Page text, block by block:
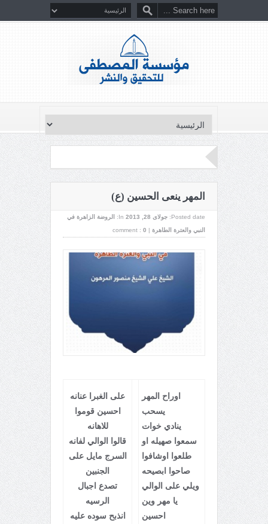
المهر ينعى الحسين (ع)
Posted date: جولای 28, 2013 In:
الروضة الزاهرة في
النبي والعترة الطاهرة |
comment : 0
اوراح المهر
يسحب
ينادي خوات
سمعوا صهيله او
طلعوا اوشافوا
صاحوا ابصيحه
ويلي على الوالي
يا مهر وين
احسين
على الغبرا عنانه
احسين قوموا
للاهانه
قالوا الوالي لفانه
السرج مايل على
الجنبين
تصدع اجبال
الرسيه
انذبح سوده عليه